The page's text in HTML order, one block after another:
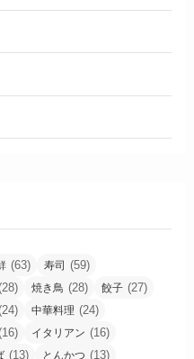
(63) 寿司 (59)
焼き鳥 (28) 餃子 (27)
中華料理 (24)
イタリアン (16)
(13) とんかつ (13)